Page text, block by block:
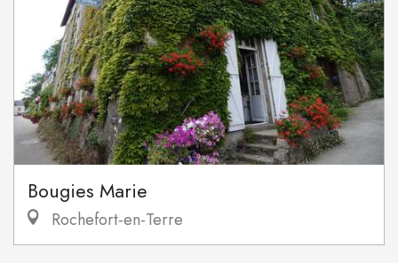
Bougies Marie
Rochefort-en-Terre